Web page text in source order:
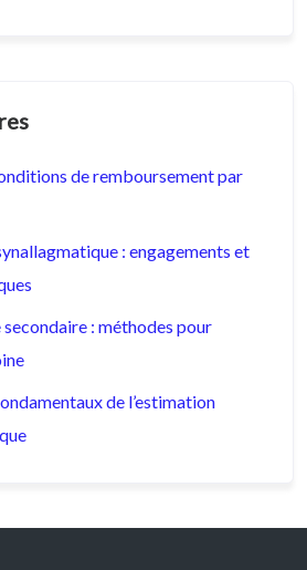
de remboursement par
: engagements et
secondaire : méthodes pour
de l’estimation